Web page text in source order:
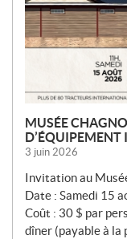
MUSÉE
D’ÉQUIPEMENT
3 juin 2026
Invitation au
Date : Samedi 15
Coût : 30 $ par
dîner (payable à la